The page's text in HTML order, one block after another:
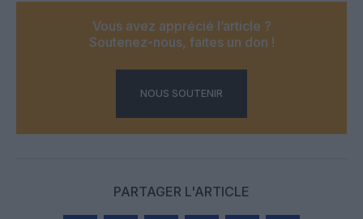
Vous avez apprécié l’article ?
Soutenez-nous, faites un don !
NOUS SOUTENIR
PARTAGER L'ARTICLE